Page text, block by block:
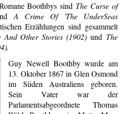
Boothbys sind The Curse of
A Crime Of 'The UnderSeas
Erzählungen sind gesam­melt
And Other Stories (1902)und The
Guy Newell Boothby wurde am
13. Oktober 1867 in Glen Osmond
im Süden Austra­liens geboren.
Sein Vater war der
Parlamentsabgeordnete Thomas